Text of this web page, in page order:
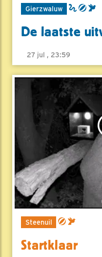
Gierzwaluw
De laatste
27 jul , 23:59
Steenuil
Startklaar